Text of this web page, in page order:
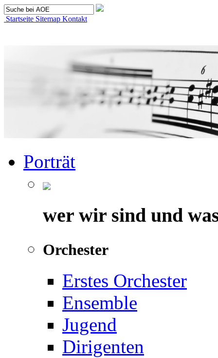
Startseite Sitemap Kontakt
Porträt
wer wir sind und
Orchester
Erstes Orchester
Ensemble
Jugend
Dirigenten